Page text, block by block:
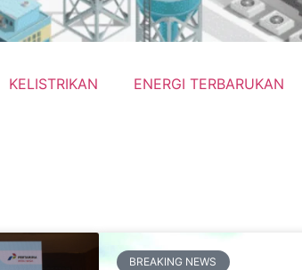
KELISTRIKAN ENERGI TERBARUKAN
BREAKING NEWS